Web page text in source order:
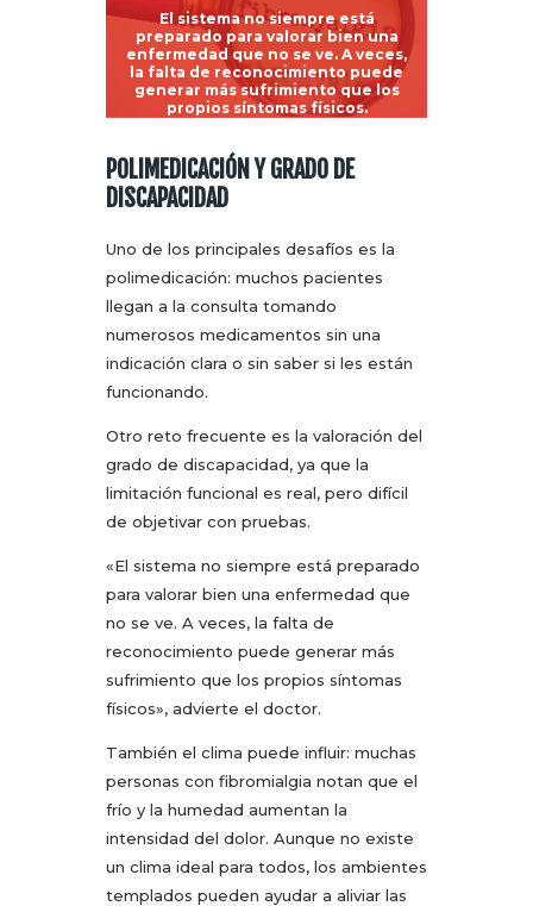
El sistema no siempre está
preparado para valorar bien una
enfermedad que no se ve. A veces,
la falta de reconocimiento puede
generar más sufrimiento que los
propios síntomas físicos.
POLIMEDICACIÓN Y GRADO DE
DISCAPACIDAD
Uno de los principales desafíos es la
polimedicación: muchos pacientes
llegan a la consulta tomando
numerosos medicamentos sin una
indicación clara o sin saber si les están
funcionando.
Otro reto frecuente es la valoración del
grado de discapacidad, ya que la
limitación funcional es real, pero difícil
de objetivar con pruebas.
«El sistema no siempre está preparado
para valorar bien una enfermedad que
no se ve. A veces, la falta de
reconocimiento puede generar más
sufrimiento que los propios síntomas
físicos», advierte el doctor.
También el clima puede influir: muchas
personas con fibromialgia notan que el
frío y la humedad aumentan la
intensidad del dolor. Aunque no existe
un clima ideal para todos, los ambientes
templados pueden ayudar a aliviar las